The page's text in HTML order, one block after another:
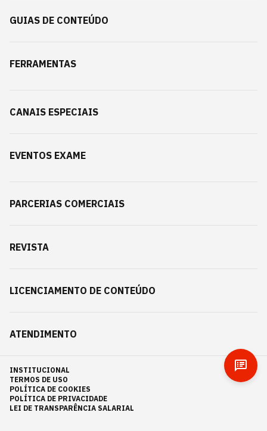
GUIAS DE CONTEÚDO
FERRAMENTAS
CANAIS ESPECIAIS
EVENTOS EXAME
PARCERIAS COMERCIAIS
REVISTA
LICENCIAMENTO DE CONTEÚDO
ATENDIMENTO
INSTITUCIONAL
TERMOS DE USO
POLÍTICA DE COOKIES
POLÍTICA DE PRIVACIDADE
LEI DE TRANSPARÊNCIA SALARIAL